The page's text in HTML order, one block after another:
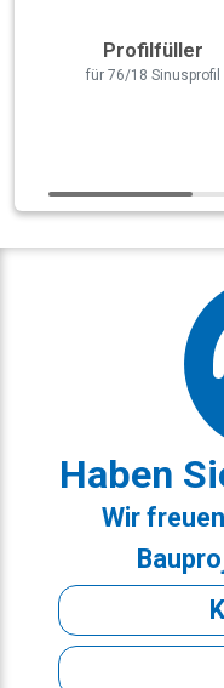
Profilfüller
für 76/18 Sinusprofil
Haben
Wir